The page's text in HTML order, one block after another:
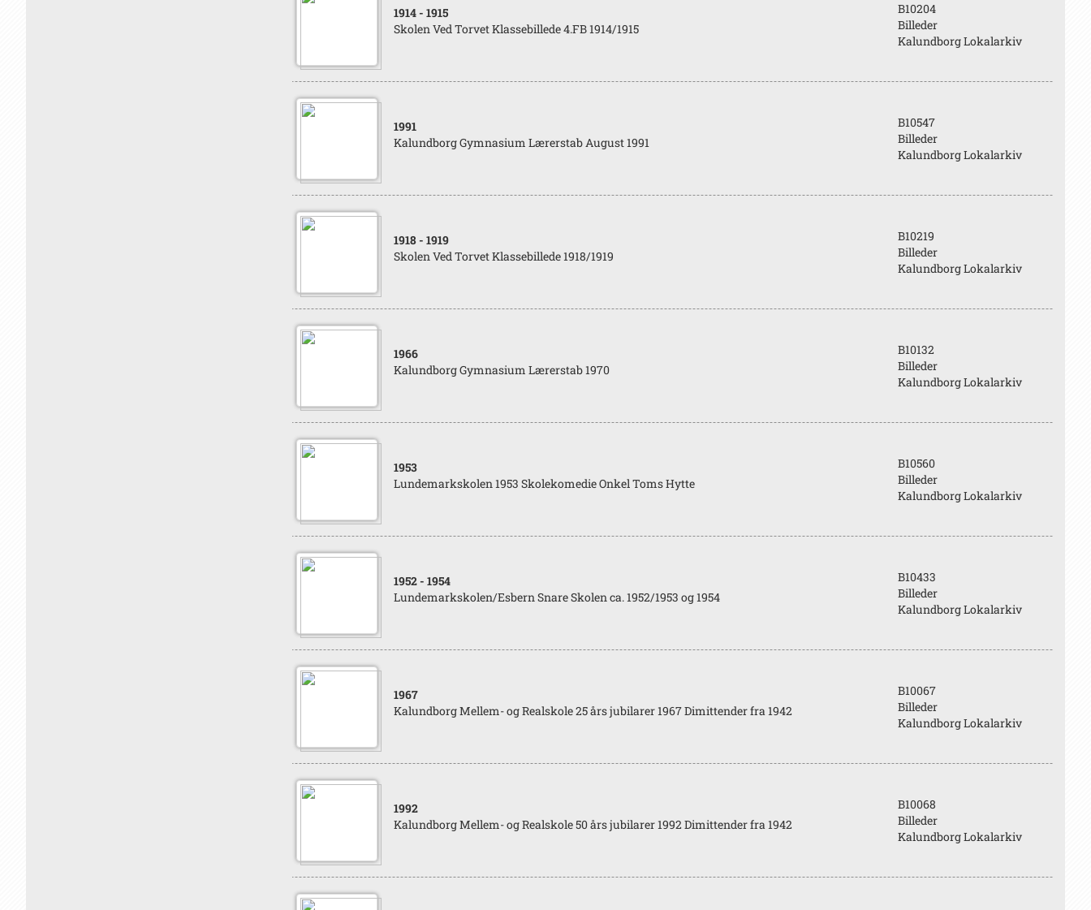
1914 - 1915
Skolen Ved Torvet Klassebillede 4.FB 1914/1915
B10204
Billeder
Kalundborg Lokalarkiv
1991
Kalundborg Gymnasium Lærerstab August 1991
B10547
Billeder
Kalundborg Lokalarkiv
1918 - 1919
Skolen Ved Torvet Klassebillede 1918/1919
B10219
Billeder
Kalundborg Lokalarkiv
1966
Kalundborg Gymnasium Lærerstab 1970
B10132
Billeder
Kalundborg Lokalarkiv
1953
Lundemarkskolen 1953 Skolekomedie Onkel Toms Hytte
B10560
Billeder
Kalundborg Lokalarkiv
1952 - 1954
Lundemarkskolen/Esbern Snare Skolen ca. 1952/1953 og 1954
B10433
Billeder
Kalundborg Lokalarkiv
1967
Kalundborg Mellem- og Realskole 25 års jubilarer 1967 Dimittender fra 1942
B10067
Billeder
Kalundborg Lokalarkiv
1992
Kalundborg Mellem- og Realskole 50 års jubilarer 1992 Dimittender fra 1942
B10068
Billeder
Kalundborg Lokalarkiv